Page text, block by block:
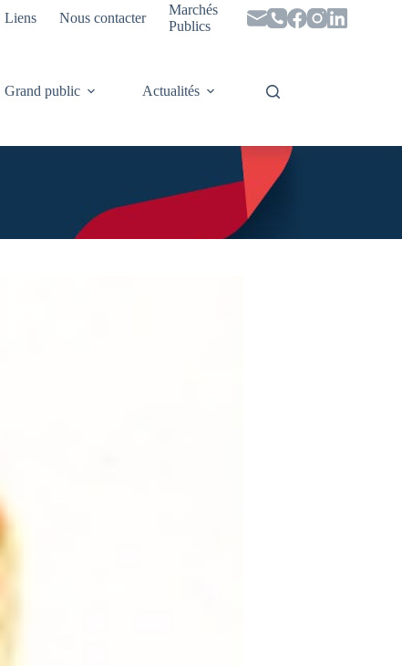
Liens Nous contacter
Marchés
Publics
Grand public Actualités